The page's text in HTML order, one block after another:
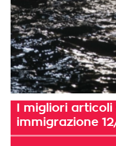
I migliori articoli
immigrazione